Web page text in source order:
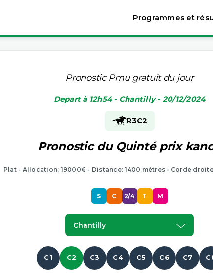
Programmes et
Pronostic Pmu gratuit du jour
Depart à 12h54 - Chantilly - 20/12/2024
R3C2
Pronostic du Quinté prix
Plat - Allocation: 19000€ - Distance: 1400 mètres - Corde
S C 2/4 T M
Chantilly
C1 C2 C3 C4 C5 C6 C7